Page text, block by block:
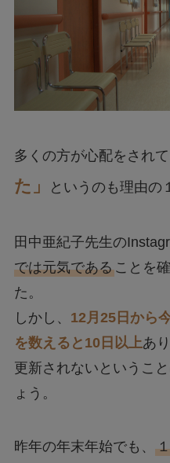
多くの方が心配をされ
た」
というのも理由の
田中亜紀子先生の
では元気であることを
た。
しかし、 12月25日から
を数えると10日以上あ
更新されないということ
ょう。
昨年の年末年始でも、